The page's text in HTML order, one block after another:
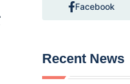
Facebook
Recent News